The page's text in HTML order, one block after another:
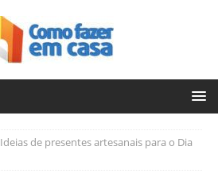
Ideias de presentes artesanais para o Dia